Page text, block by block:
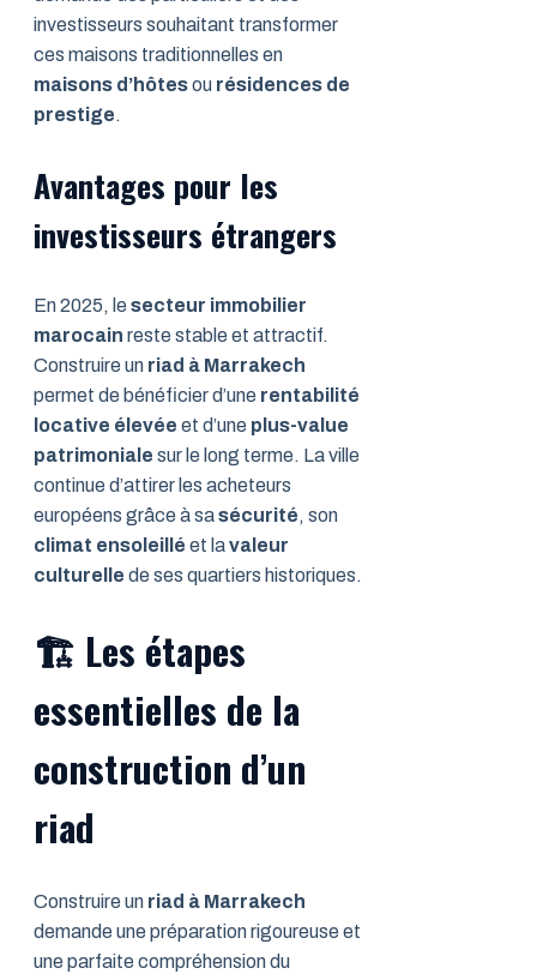
investisseurs souhaitant transformer
ces maisons traditionnelles en
maisons d’hôtesou résidences de
prestige.
Avantages pour les
investisseurs étrangers
En 2025, le secteur immobilier
marocain reste stable et attractif.
Construire un riad à Marrakech
permet de bénéficier d’une rentabilité
locative élevée et d’une plus-value
patrimoniale sur le long terme. La ville
continue d’attirer les acheteurs
européens grâce à sasécurité, son
climat ensoleillé et lavaleur
culturelle de ses quartiers historiques.
🏗️ Les étapes
essentielles de la
construction d’un
riad
Construire un riad à Marrakech
demande une préparation rigoureuse et
une parfaite compréhension du